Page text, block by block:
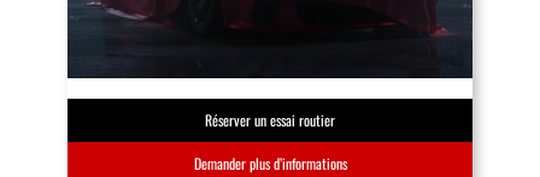
Réserver un essai routier
Demander plus d’informations